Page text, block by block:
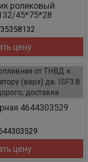
роликовый
45*75*28
цену
4644303529
цену